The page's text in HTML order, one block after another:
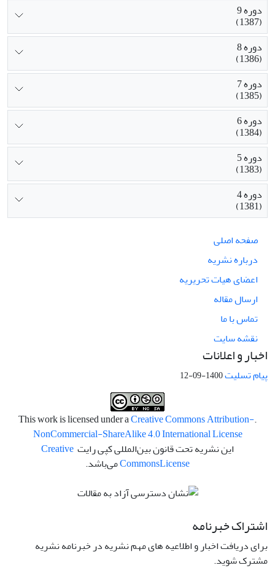
دوره 9
(1387)
دوره 8
(1386)
دوره 7
(1385)
دوره 6
(1384)
دوره 5
(1383)
دوره 4
(1381)
صفحه اصلی
درباره نشریه
اعضای هیات تحریریه
ارسال مقاله
تماس با ما
نقشه سایت
اخبار و اعلانات
پیام تسلیت1400-09-12
.This work is licensed under a
Creative Commons Attribution-
NonCommercial-ShareAlike 4.0 International License
این نشریه تحت قانون بین‌المللی کپی رایت Creative
CommonsLicense می‌باشد.
اشتراک خبرنامه
برای دریافت اخبار و اطلاعیه های مهم نشریه در خبرنامه نشریه
مشترک شوید.